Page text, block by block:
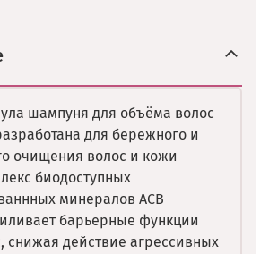
шампуня для объёма волос
для бережного и
очищения волос и кожи
биодоступных
минералов ACB
барьерные функции
снижая действие агрессивных